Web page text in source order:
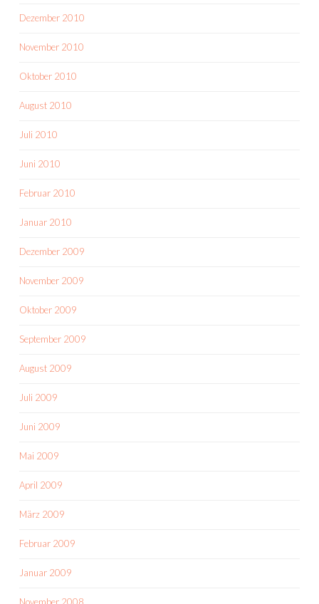
Dezember 2010
November 2010
Oktober 2010
August 2010
Juli 2010
Juni 2010
Februar 2010
Januar 2010
Dezember 2009
November 2009
Oktober 2009
September 2009
August 2009
Juli 2009
Juni 2009
Mai 2009
April 2009
März 2009
Februar 2009
Januar 2009